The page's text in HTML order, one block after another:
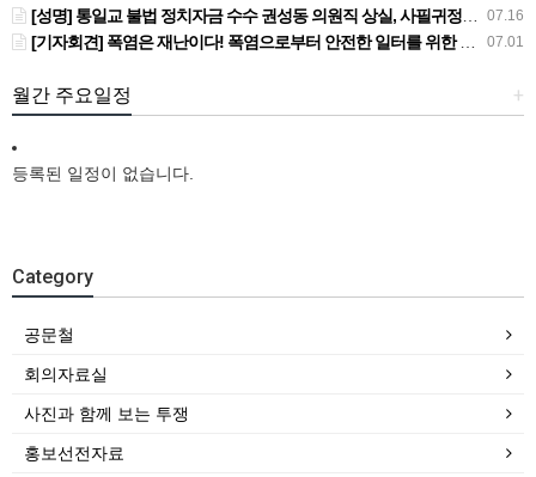
07.16
[성명] 통일교 불법 정치자금 수수 권성동 의원직 상실, 사필귀정이다
07.01
[기자회견] 폭염은 재난이다! 폭염으로부터 안전한 일터를 위한 민주노총 강원지역본부 폭염감시단 선포 기자회견
+
월간 주요일정
등록된 일정이 없습니다.
Category
공문철
회의자료실
사진과 함께 보는 투쟁
홍보선전자료